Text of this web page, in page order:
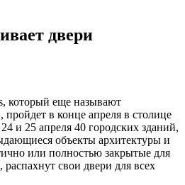
двери
который еще называют
в конце апреля в столице
и 25 апреля 40 городских зданий,
объекты архитектуры и
или полностью закрытые для
свои двери для всех